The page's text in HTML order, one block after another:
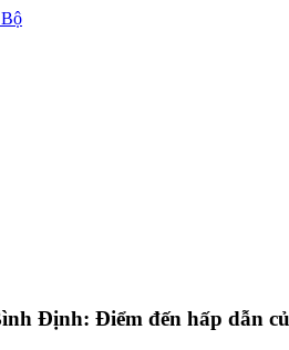
Định: Điểm đến hấp dẫn